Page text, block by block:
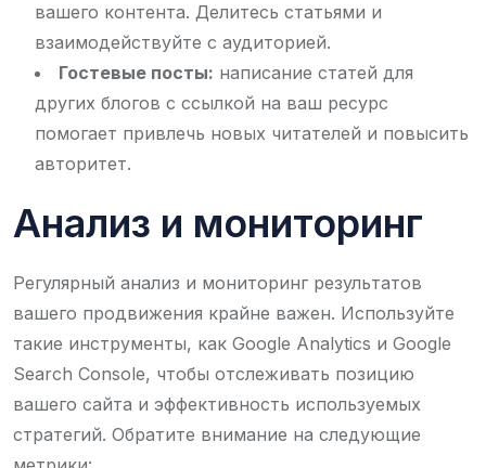
вашего контента. Делитесь статьями и
взаимодействуйте с аудиторией.
Гостевые посты: написание статей для
других блогов с ссылкой на ваш ресурс
помогает привлечь новых читателей и повысить
авторитет.
Анализ и мониторинг
Регулярный анализ и мониторинг результатов
вашего продвижения крайне важен. Используйте
такие инструменты, как Google Analytics и Google
Search Console, чтобы отслеживать позицию
вашего сайта и эффективность используемых
стратегий. Обратите внимание на следующие